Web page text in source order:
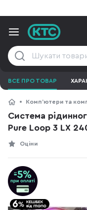
ВСЕ ПРО ТОВАР
Компʼютери та
Система
Pure Loop 3 LX
Оціни